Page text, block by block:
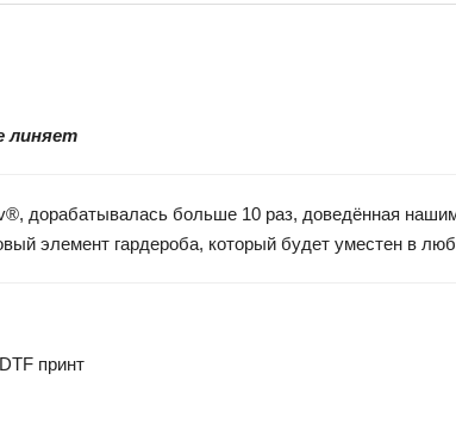
линяет
дорабатывалась больше 10 раз, доведённая
элемент гардероба, который будет уместен в
принт